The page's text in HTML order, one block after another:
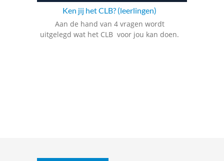
Ken jij hetCLB? (leerlingen)
Aan de hand van 4 vragen wordt
uitgelegd wat het CLB voor jou kan doen.